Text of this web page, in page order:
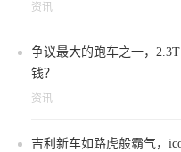
资讯
争议最大的跑车之一，
钱？
资讯
吉利新车如路虎般霸气，